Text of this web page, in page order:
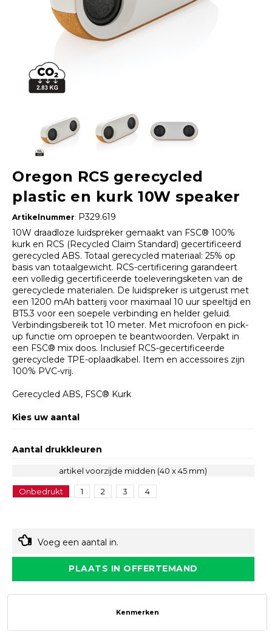
Oregon RCS gerecycled
plastic en kurk 10W speaker
Artikelnummer: P329.619
10W draadloze luidspreker gemaakt van FSC® 100%
kurk en RCS (Recycled Claim Standard) gecertificeerd
gerecycled ABS. Totaal gerecycled materiaal: 25% op
basis van totaalgewicht. RCS-certificering garandeert
een volledig gecertificeerde toeleveringsketen van de
gerecyclede materialen. De luidspreker is uitgerust met
een 1200 mAh batterij voor maximaal 10 uur speeltijd en
BT5.3 voor een soepele verbinding en helder geluid.
Verbindingsbereik tot 10 meter. Met microfoon en pick-
up functie om oproepen te beantwoorden. Verpakt in
een FSC® mix doos. Inclusief RCS-gecertificeerde
gerecyclede TPE-oplaadkabel. Item en accessoires zijn
100% PVC-vrij.
Gerecycled ABS, FSC® Kurk
Kies uw aantal
Aantal drukkleuren
artikel voorzijde midden (40 x 45 mm)
Onbedrukt 1 2 3 4
Voeg een aantal in.
PLAATS IN OFFERTEMAND
Kenmerken